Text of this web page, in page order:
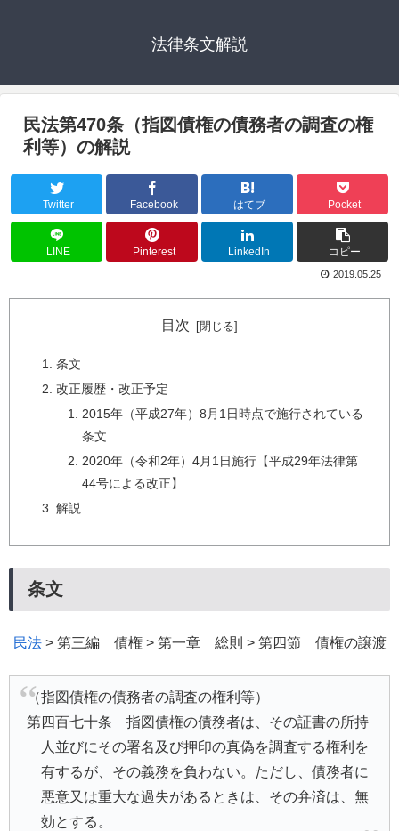
法律条文解説
民法第470条（指図債権の債務者の調査の権
利等）の解説
Twitter Facebook はてブ Pocket
LINE Pinterest LinkedIn コピー
2019.05.25
目次
条文
改正履歴・改正予定
2015年（平成27年）8月1日時点で施行されている
条文
2020年（令和2年）4月1日施行【平成29年法律第
44号による改正】
解説
条文
民法> 第三編 債権 > 第一章 総則 > 第四節 債権の譲渡
（指図債権の債務者の調査の権利等）
第四百七十条 指図債権の債務者は、その証書の所持
人並びにその署名及び押印の真偽を調査する権利を
有するが、その義務を負わない。ただし、債務者に
悪意又は重大な過失があるときは、その弁済は、無
効とする。